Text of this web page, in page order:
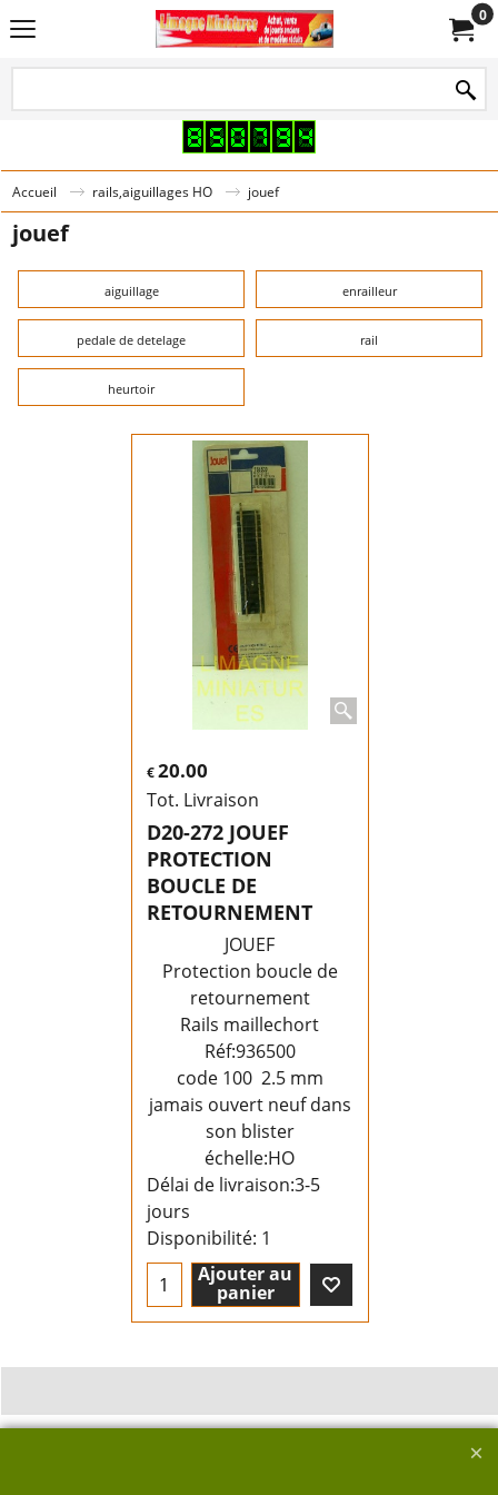
0
Accueil rails,aiguillages HO jouef
jouef
aiguillage enrailleur
pedale de detelage rail
heurtoir
€20.00
Tot. Livraison
D20-272 JOUEF
PROTECTION
BOUCLE DE
RETOURNEMENT
JOUEF
Protection boucle de
retournement
Rails maillechort
Réf:936500
code 100 2.5 mm
jamais ouvert neuf dans
son blister
échelle:HO
Délai de livraison:3-5
jours
Disponibilité: 1
Ajouter au
panier